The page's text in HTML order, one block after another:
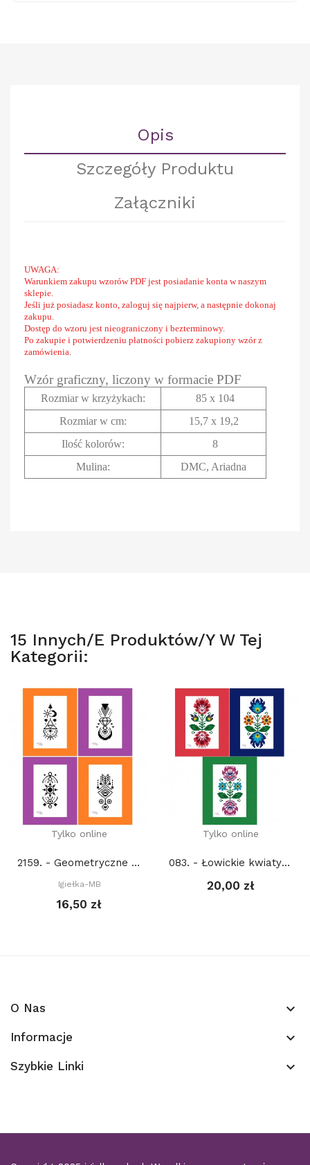
Opis
Szczegóły Produktu
Załączniki
UWAGA:
Warunkiem zakupu wzorów PDF jest posiadanie konta w naszym
sklepie.
Jeśli już posiadasz konto, zaloguj się najpierw, a następnie dokonaj
zakupu.
Dostęp do wzoru jest nieograniczony i bezterminowy.
Po zakupie i potwierdzeniu płatności pobierz zakupiony wzór z
zamówienia.
Wzór graficzny, liczony w formacie PDF
Rozmiar w krzyżykach:
85 x 104
Rozmiar w cm:
15,7 x 19,2
Ilość kolorów:
8
Mulina:
DMC, Ariadna
15 Innych/e Produktów/y W Tej
Kategorii:
Tylko online
2159. - Geometryczne wzory 2. (PDF)
Igiełka-MB
16,50 zł
Tylko online
083. - Łowickie kwiaty (PDF)
20,00 zł
O Nas keyboard_arrow_down
Informacje keyboard_arrow_down
Szybkie Linki keyboard_arrow_down